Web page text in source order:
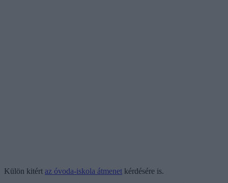
Külön kitért az óvoda-iskola átmenet kérdésére is.